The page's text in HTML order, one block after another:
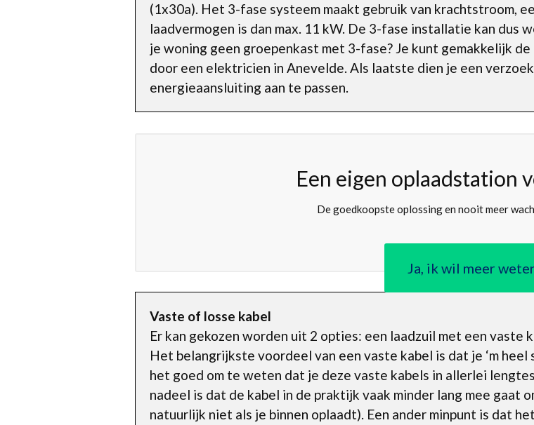
(1x30a). Het 3-fase systeem maakt gebruik van krachtstroom,
laadvermogen is dan max. 11 kW. De 3-fase installatie kan dus
je woning geen groepenkast met 3-fase? Je kunt gemakkelijk
door een elektricien in Anevelde. Als laatste dien je een
energieaansluiting aan te passen.
Een eigen oplaadstation
De goedkoopste oplossing en nooit meer
Ja, ik wil meer
Vaste of losse kabel
Er kan gekozen worden uit 2 opties: een laadzuil met een vaste
Het belangrijkste voordeel van een vaste kabel is dat je ‘m
het goed om te weten dat je deze vaste kabels in allerlei
nadeel is dat de kabel in de praktijk vaak minder lang mee
natuurlijk niet als je binnen oplaadt). Een ander minpunt is dat